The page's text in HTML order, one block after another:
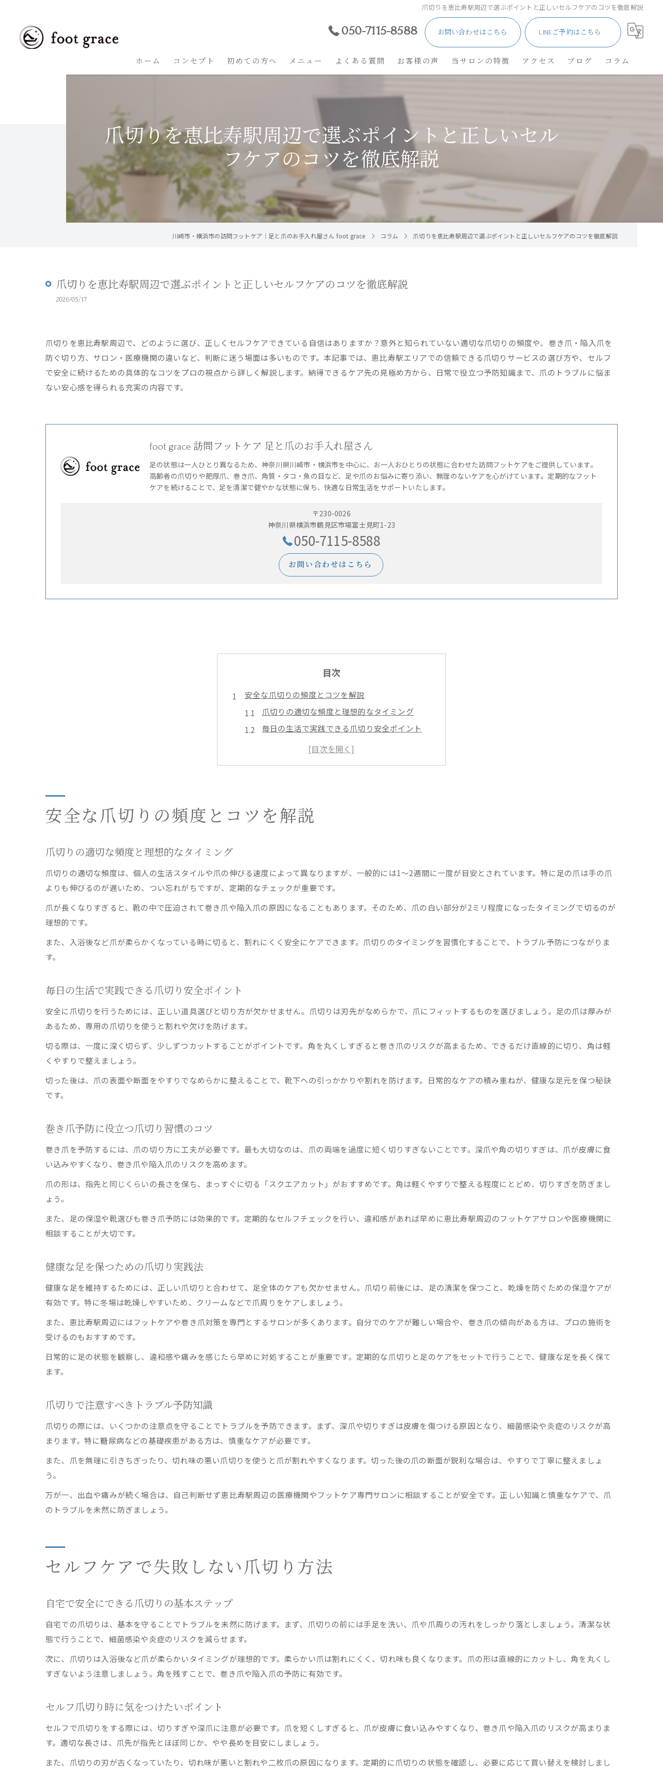
爪切りを恵比寿駅周辺で選ぶポイントと正しいセルフケアのコツを徹底解説
050-7115-8588 お問い合わせはこちら LINEご予約はこちら
ホーム コンセプト 初めての方へ メニュー よくある質問 お客様の声 当サロンの特徴
ネイル
リフレクソロジー
アクセス ブログ コラム
爪切りを恵比寿駅周辺で選ぶポイントと正しいセル
フケアのコツを徹底解説
川崎市・横浜市の訪問フットケア｜足と爪のお手入れ屋さん foot grace コラム 爪切りを恵比寿駅周辺で選ぶポイントと正しいセルフケアのコツを徹底解説
爪切りを恵比寿駅周辺で選ぶポイントと正しいセルフケアのコツを徹底解説
2026/05/17
爪切りを恵比寿駅周辺で、どのように選び、正しくセルフケアできている自信はありますか？意外と知られていない適切な爪切りの頻度や、巻き爪・陥入爪を
防ぐ切り方、サロン・医療機関の違いなど、判断に迷う場面は多いものです。本記事では、恵比寿駅エリアでの信頼できる爪切りサービスの選び方や、セルフ
で安全に続けるための具体的なコツをプロの視点から詳しく解説します。納得できるケア先の見極め方から、日常で役立つ予防知識まで、爪のトラブルに悩ま
ない安心感を得られる充実の内容です。
foot grace 訪問フットケア 足と爪のお手入れ屋さん
足の状態は一人ひとり異なるため、神奈川県川崎市・横浜市を中心に、お一人おひとりの状態に合わせた訪問フットケアをご提供しています。
高齢者の爪切りや肥厚爪、巻き爪、角質・タコ・魚の目など、足や爪のお悩みに寄り添い、無理のないケアを心がけています。定期的なフット
ケアを続けることで、足を清潔で健やかな状態に保ち、快適な日常生活をサポートいたします。
〒230-0026
神奈川県横浜市鶴見区市場富士見町1-23
050-7115-8588
お問い合わせはこちら
目次
安全な爪切りの頻度とコツを解説
爪切りの適切な頻度と理想的なタイミング
毎日の生活で実践できる爪切り安全ポイント
巻き爪予防に役立つ爪切り習慣のコツ
自宅で安全にできる爪切りの基本ステップ
セルフケアに適した爪切り道具の選び方
巻き爪予防に効果的な爪切りの形と長さ
巻き爪にならないための切り方の工夫
足爪の爪切り前に知っておきたい基礎知識
健康な足爪を守る毎日の爪切り習慣
足爪の爪切りで気をつけたい注意点まとめ
初めてでも安心な爪切りサービスの選び方
通いやすさ重視の爪切りサービス活用術
医療機関とサロンの爪切りサービスの比較
トラブル時の爪切り対応先の選び方ガイド
安全な爪切りの頻度とコツを解説
爪切りの適切な頻度と理想的なタイミング
爪切りの適切な頻度は、個人の生活スタイルや爪の伸びる速度によって異なりますが、一般的には1～2週間に一度が目安とされています。特に足の爪は手の爪
よりも伸びるのが遅いため、つい忘れがちですが、定期的なチェックが重要です。
爪が長くなりすぎると、靴の中で圧迫されて巻き爪や陥入爪の原因になることもあります。そのため、爪の白い部分が2ミリ程度になったタイミングで切るのが
理想的です。
また、入浴後など爪が柔らかくなっている時に切ると、割れにくく安全にケアできます。爪切りのタイミングを習慣化することで、トラブル予防につながりま
す。
毎日の生活で実践できる爪切り安全ポイント
安全に爪切りを行うためには、正しい道具選びと切り方が欠かせません。爪切りは刃先がなめらかで、爪にフィットするものを選びましょう。足の爪は厚みが
あるため、専用の爪切りを使うと割れや欠けを防げます。
切る際は、一度に深く切らず、少しずつカットすることがポイントです。角を丸くしすぎると巻き爪のリスクが高まるため、できるだけ直線的に切り、角は軽
くやすりで整えましょう。
切った後は、爪の表面や断面をやすりでなめらかに整えることで、靴下への引っかかりや割れを防げます。日常的なケアの積み重ねが、健康な足元を保つ秘訣
です。
巻き爪予防に役立つ爪切り習慣のコツ
巻き爪を予防するには、爪の切り方に工夫が必要です。最も大切なのは、爪の両端を過度に短く切りすぎないことです。深爪や角の切りすぎは、爪が皮膚に食
い込みやすくなり、巻き爪や陥入爪のリスクを高めます。
爪の形は、指先と同じくらいの長さを保ち、まっすぐに切る「スクエアカット」がおすすめです。角は軽くやすりで整える程度にとどめ、切りすぎを防ぎまし
ょう。
また、足の保湿や靴選びも巻き爪予防には効果的です。定期的なセルフチェックを行い、違和感があれば早めに恵比寿駅周辺のフットケアサロンや医療機関に
相談することが大切です。
健康な足を保つための爪切り実践法
健康な足を維持するためには、正しい爪切りと合わせて、足全体のケアも欠かせません。爪切り前後には、足の清潔を保つこと、乾燥を防ぐための保湿ケアが
有効です。特に冬場は乾燥しやすいため、クリームなどで爪周りをケアしましょう。
また、恵比寿駅周辺にはフットケアや巻き爪対策を専門とするサロンが多くあります。自分でのケアが難しい場合や、巻き爪の傾向がある方は、プロの施術を
受けるのもおすすめです。
日常的に足の状態を観察し、違和感や痛みを感じたら早めに対処することが重要です。定期的な爪切りと足のケアをセットで行うことで、健康な足を長く保て
ます。
爪切りで注意すべきトラブル予防知識
爪切りの際には、いくつかの注意点を守ることでトラブルを予防できます。まず、深爪や切りすぎは皮膚を傷つける原因となり、細菌感染や炎症のリスクが高
まります。特に糖尿病などの基礎疾患がある方は、慎重なケアが必要です。
また、爪を無理に引きちぎったり、切れ味の悪い爪切りを使うと爪が割れやすくなります。切った後の爪の断面が鋭利な場合は、やすりで丁寧に整えましょ
う。
万が一、出血や痛みが続く場合は、自己判断せず恵比寿駅周辺の医療機関やフットケア専門サロンに相談することが安全です。正しい知識と慎重なケアで、爪
のトラブルを未然に防ぎましょう。
セルフケアで失敗しない爪切り方法
自宅で安全にできる爪切りの基本ステップ
自宅での爪切りは、基本を守ることでトラブルを未然に防げます。まず、爪切りの前には手足を洗い、爪や爪周りの汚れをしっかり落としましょう。清潔な状
態で行うことで、細菌感染や炎症のリスクを減らせます。
次に、爪切りは入浴後など爪が柔らかいタイミングが理想的です。柔らかい爪は割れにくく、切れ味も良くなります。爪の形は直線的にカットし、角を丸くし
すぎないよう注意しましょう。角を残すことで、巻き爪や陥入爪の予防に有効です。
セルフ爪切り時に気をつけたいポイント
セルフで爪切りをする際には、切りすぎや深爪に注意が必要です。爪を短くしすぎると、爪が皮膚に食い込みやすくなり、巻き爪や陥入爪のリスクが高まりま
す。適切な長さは、爪先が指先とほぼ同じか、やや長めを目安にしましょう。
また、爪切りの刃が古くなっていたり、切れ味が悪いと割れや二枚爪の原因になります。定期的に爪切りの状態を確認し、必要に応じて買い替えを検討しまし